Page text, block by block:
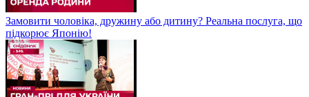
Замовити чоловіка, дружину або дитину? Реальна послуга, що
підкорює Японію!